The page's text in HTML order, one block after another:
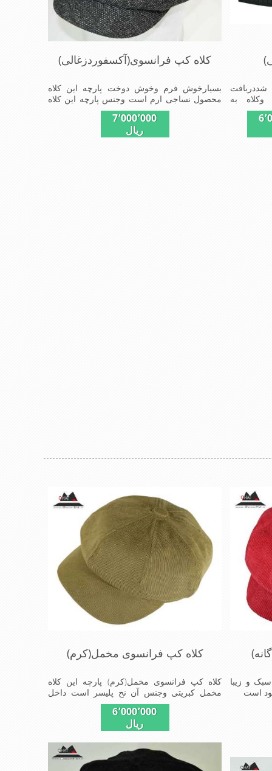
شددربافت
به
مناسبی
ومناسب
کلاه کپ فرانسوی(آکسفوردزغالی)
بسیارخوش فرم وخوش دوخت پارچه این کلاه
محصول نساجی ارم است وجنس پارچه این کلاه
ضخامت پالتو رادارامی باشدشیک ومدروزسبک و
7٬000٬000
ریال
و زیبا
کلاه کپ فرانسوی مخمل(کرم)
کلاه کپ فرانسوی مخمل(کرم) پارچه این کلاه
مخمل کبریتی وجنس آن نخ پلیسر است داخل
کلاه آستر مشکی تترون دوخته شده تا کلاه تنفسی
بهتر داشته باشد این مدل فری سایز است باکشی
مناسب است بسیار خوش رنگ و شیک خوش
دوخت و راحت پارچه مخمل لطیف
6٬000٬000
ریال